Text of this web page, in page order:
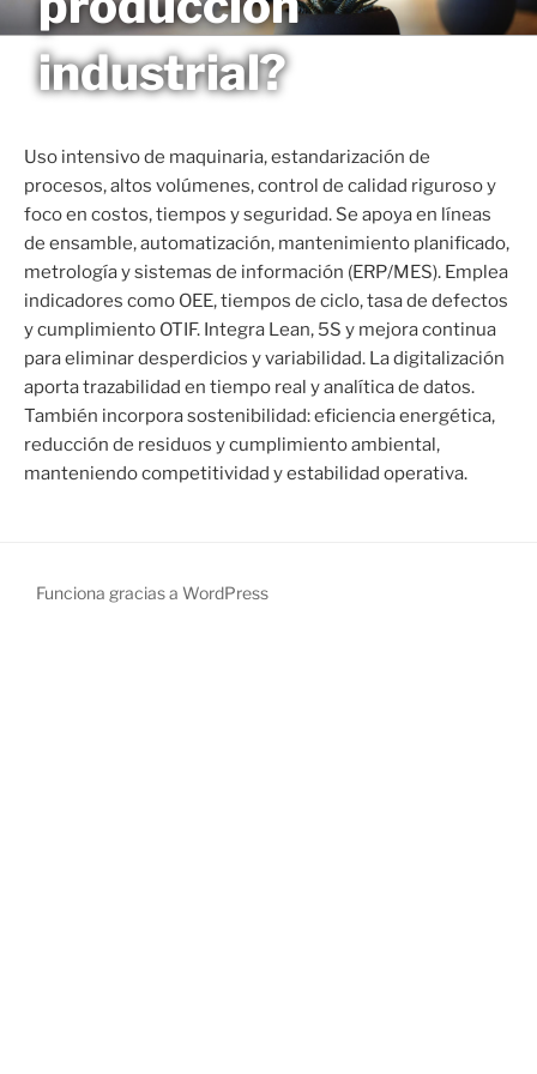
al
contenido
MAGNETO
industrial?
Uso intensivo de maquinaria, estandarización de
procesos, altos volúmenes, control de calidad riguroso y
foco en costos, tiempos y seguridad. Se apoya en líneas
de ensamble, automatización, mantenimiento planificado,
metrología y sistemas de información (ERP/MES). Emplea
indicadores como OEE, tiempos de ciclo, tasa de defectos
y cumplimiento OTIF. Integra Lean, 5S y mejora continua
para eliminar desperdicios y variabilidad. La digitalización
aporta trazabilidad en tiempo real y analítica de datos.
También incorpora sostenibilidad: eficiencia energética,
reducción de residuos y cumplimiento ambiental,
manteniendo competitividad y estabilidad operativa.
Funciona gracias a WordPress